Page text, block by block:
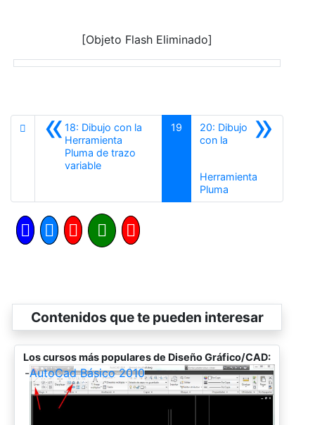
[Objeto Flash Eliminado]
«18: Dibujo con la
Herramienta
Pluma de trazo
variableAnterior
19 »
20: Dibujo
con la
Herramienta
Pluma
Contenidos que te pueden interesar
Los cursos más populares de Diseño Gráfico/CAD:
-AutoCad Básico 2010